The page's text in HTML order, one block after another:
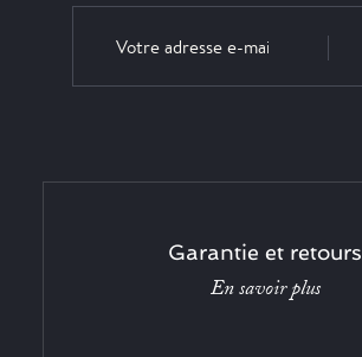
Garantie et retours
En savoir plus